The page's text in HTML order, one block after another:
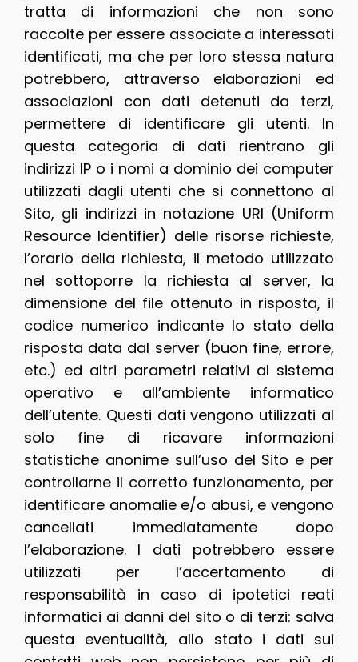
tratta di informazioni che non sono
raccolte per essere associate a interessati
identificati, ma che per loro stessa natura
potrebbero, attraverso elaborazioni ed
associazioni con dati detenuti da terzi,
permettere di identificare gli utenti. In
questa categoria di dati rientrano gli
indirizzi IP o i nomi a dominio dei computer
utilizzati dagli utenti che si connettono al
Sito, gli indirizzi in notazione URI (Uniform
Resource Identifier) delle risorse richieste,
l’orario della richiesta, il metodo utilizzato
nel sottoporre la richiesta al server, la
dimensione del file ottenuto in risposta, il
codice numerico indicante lo stato della
risposta data dal server (buon fine, errore,
etc.) ed altri parametri relativi al sistema
operativo e all’ambiente informatico
dell’utente. Questi dati vengono utilizzati al
solo fine di ricavare informazioni
statistiche anonime sull’uso del Sito e per
controllarne il corretto funzionamento, per
identificare anomalie e/o abusi, e vengono
cancellati immediatamente dopo
l’elaborazione. I dati potrebbero essere
utilizzati per l’accertamento di
responsabilità in caso di ipotetici reati
informatici ai danni del sito o di terzi: salva
questa eventualità, allo stato i dati sui